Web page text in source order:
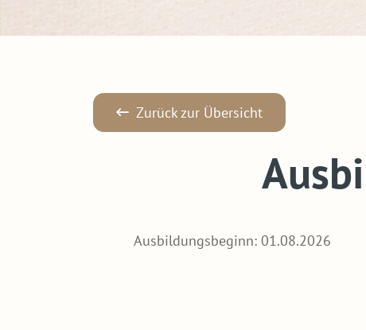
Zurück zur Übersicht
Ausbildungsbeginn: 01.08.2026